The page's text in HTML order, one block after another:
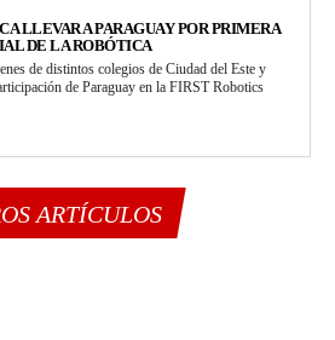
LLEVAR A PARAGUAY POR PRIMERA
DE LA ROBÓTICA
de distintos colegios de Ciudad del Este y
de Paraguay en la FIRST Robotics
ARTÍCULOS